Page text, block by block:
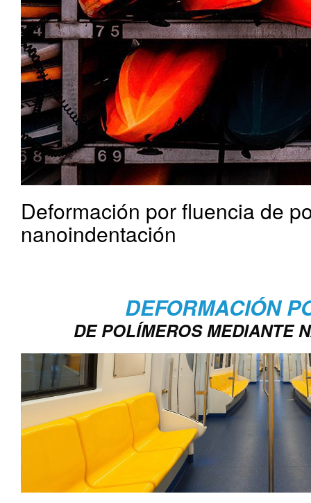
Deformación por fluencia de
nanoindentación
DEFORMACIÓN
DE POLÍMEROS MEDIANTE